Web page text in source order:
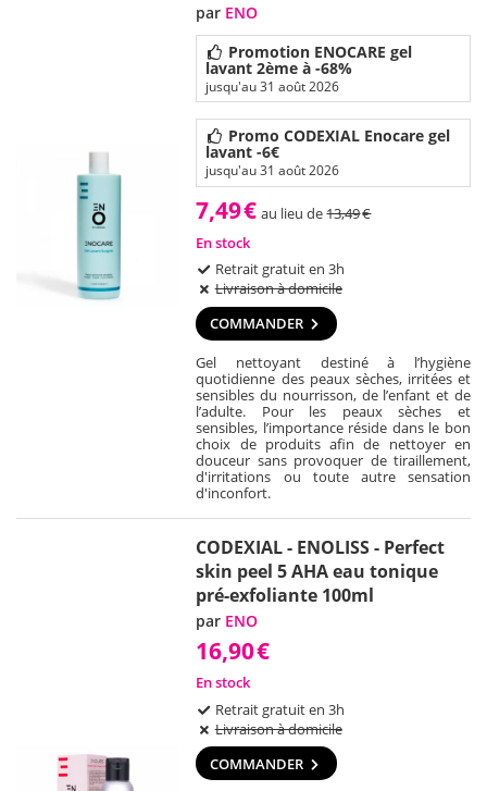
par ENO
Promotion ENOCARE gel
lavant 2ème à -68%
jusqu'au 31 août 2026
Promo CODEXIAL Enocare gel
lavant -6€
jusqu'au 31 août 2026
7,49€ au lieu de13,49€
En stock
Retrait gratuit en 3h
Livraison à domicile
COMMANDER
Gel nettoyant destiné à l’hygiène
quotidienne des peaux sèches, irritées et
sensibles du nourrisson, de l’enfant et de
l’adulte. Pour les peaux sèches et
sensibles, l’importance réside dans le bon
choix de produits afin de nettoyer en
douceur sans provoquer de tiraillement,
d'irritations ou toute autre sensation
d'inconfort.
CODEXIAL - ENOLISS - Perfect
skin peel 5 AHA eau tonique
pré-exfoliante 100ml
par ENO
16,90€
En stock
Retrait gratuit en 3h
Livraison à domicile
COMMANDER